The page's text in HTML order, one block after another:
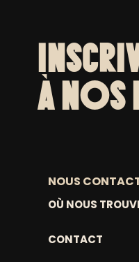
À NOS
NOUS
OÙ NOUS
CONTACT